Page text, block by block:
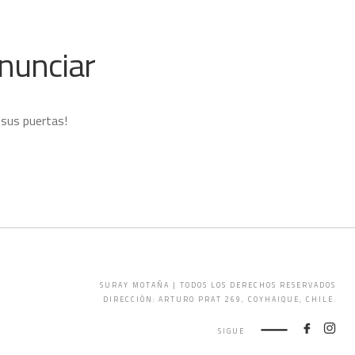
puertas!
SURAY MOTAÑA | TODOS LOS DERECHOS RESERVADOS
DIRECCIÓN: ARTURO PRAT 269, COYHAIQUE, CHILE.
SIGUE